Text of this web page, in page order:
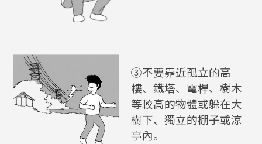
③不要靠近孤立的高
樓、鐵塔、電桿、樹木
等較高的物體或躲在大
樹下、獨立的棚子或涼
亭內。